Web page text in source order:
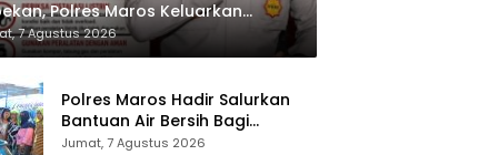
Polres Maros Keluarkan
kepada Masyarakat
7 Agustus 2026
Polres Maros Hadir Salurkan
Bantuan Air Bersih Bagi
Masyarakat Terdampak Krisis
Jumat, 7 Agustus 2026